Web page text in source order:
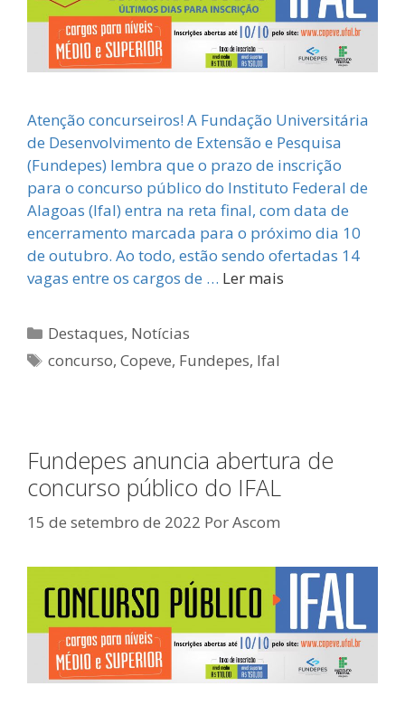
Atenção concurseiros! A Fundação Universitária
de Desenvolvimento de Extensão e Pesquisa
(Fundepes) lembra que o prazo de inscrição
para o concurso público do Instituto Federal de
Alagoas (Ifal) entra na reta final, com data de
encerramento marcada para o próximo dia 10
de outubro. Ao todo, estão sendo ofertadas 14
vagas entre os cargos de … Ler mais
Categorias
Destaques, Notícias
Tags
concurso,Copeve, Fundepes, Ifal
Fundepes anuncia abertura de
concurso público do IFAL
15 de setembro de 2022 PorAscom